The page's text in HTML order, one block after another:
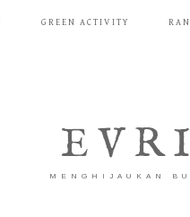
GREEN ACTIVITY
MENGHIJAUKAN